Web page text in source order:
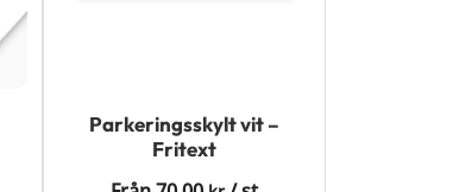
Parkeringsskylt vit –
Fritext